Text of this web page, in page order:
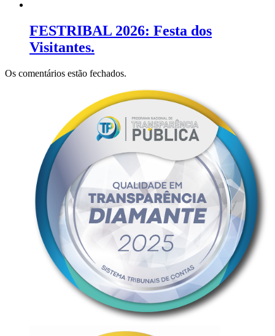
FESTRIBAL 2026: Festa dos
Visitantes.
Os comentários estão fechados.